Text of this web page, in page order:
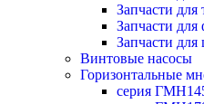
Запчасти для
Запчасти для
Запчасти для
Винтовые насосы
Горизонтальные
серия